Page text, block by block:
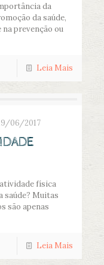
da
da saúde,
prevenção ou
Leia Mais
06/2017
física
saúde? Muitas
são apenas
Leia Mais